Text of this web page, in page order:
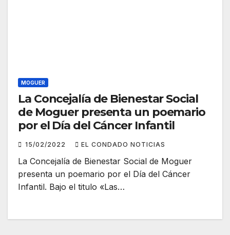
MOGUER
La Concejalía de Bienestar Social
de Moguer presenta un poemario
por el Día del Cáncer Infantil
15/02/2022 EL CONDADO NOTICIAS
La Concejalía de Bienestar Social de Moguer
presenta un poemario por el Día del Cáncer
Infantil. Bajo el titulo «Las…